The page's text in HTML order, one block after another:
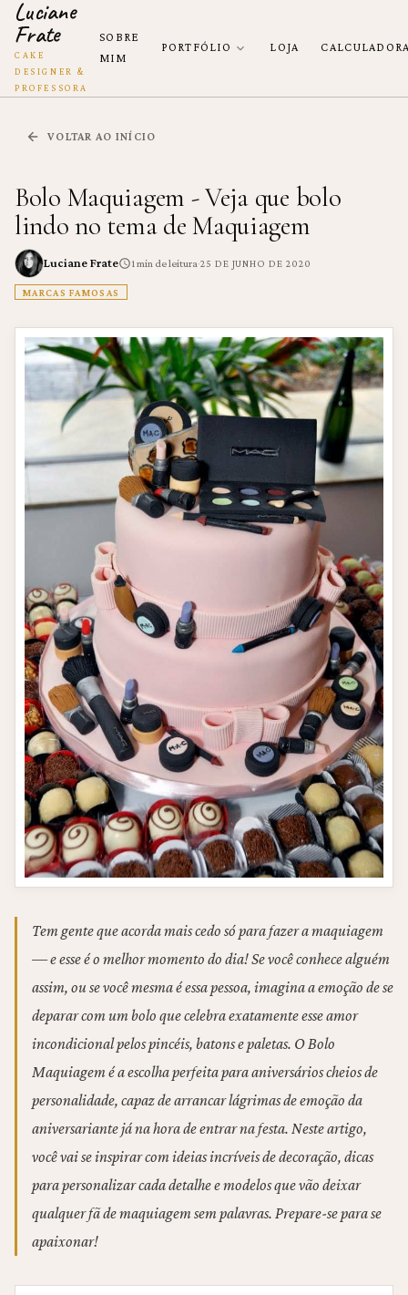
Luciane
Frate
CAKE
DESIGNER &
PROFESSORA
SOBRE
MIM
PORTFÓLIO LOJA
VOLTAR AO INÍCIO
Bolo Maquiagem - Veja que bolo
lindo no tema de Maquiagem
Luciane Frate 1 min de leitura·25 DE JUNHO DE 2020
MARCAS FAMOSAS
Tem gente que acorda mais cedo só para fazer a maquiagem
— e esse é o melhor momento do dia! Se você conhece alguém
assim, ou se você mesma é essa pessoa, imagina a emoção de se
deparar com um bolo que celebra exatamente esse amor
incondicional pelos pincéis, batons e paletas. O Bolo
Maquiagem é a escolha perfeita para aniversários cheios de
personalidade, capaz de arrancar lágrimas de emoção da
aniversariante já na hora de entrar na festa. Neste artigo,
você vai se inspirar com ideias incríveis de decoração, dicas
para personalizar cada detalhe e modelos que vão deixar
qualquer fã de maquiagem sem palavras. Prepare-se para se
apaixonar!